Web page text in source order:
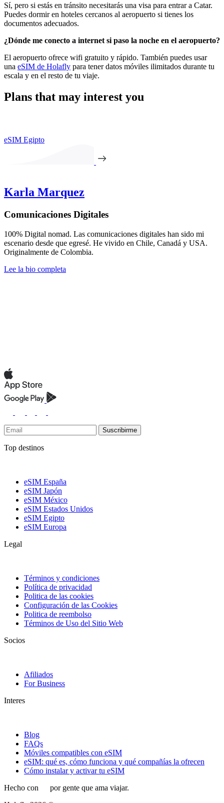
Sí, pero si estás en tránsito necesitarás una visa para entrar a Catar.
Puedes dormir en hoteles cercanos al aeropuerto si tienes los
documentos adecuados.
¿Dónde me conecto a internet si paso la noche en el aeropuerto?
El aeropuerto ofrece wifi gratuito y rápido. También puedes usar
una eSIM de Holafly para tener datos móviles ilimitados durante tu
escala y en el resto de tu viaje.
Plans that may interest you
eSIM Egipto
Karla Marquez
Comunicaciones Digitales
100% Digital nomad. Las comunicaciones digitales han sido mi
escenario desde que egresé. He vivido en Chile, Canadá y USA.
Originalmente de Colombia.
Lee la bio completa
Suscribirme
Top destinos
eSIM España
eSIM Japón
eSIM México
eSIM Estados Unidos
eSIM Egipto
eSIM Europa
Legal
Términos y condiciones
Política de privacidad
Politica de las cookies
Configuración de las Cookies
Politica de reembolso
Términos de Uso del Sitio Web
Socios
Afiliados
For Business
Interes
Blog
FAQs
Móviles compatibles con eSIM
eSIM: qué es, cómo funciona y qué compañías la ofrecen
Cómo instalar y activar tu eSIM
Hecho con
por gente que ama viajar.